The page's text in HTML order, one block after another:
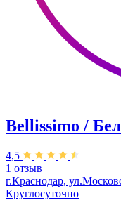
Bellissimo /
4,5
1 отзыв
г.Краснодар,
Круглосуточно